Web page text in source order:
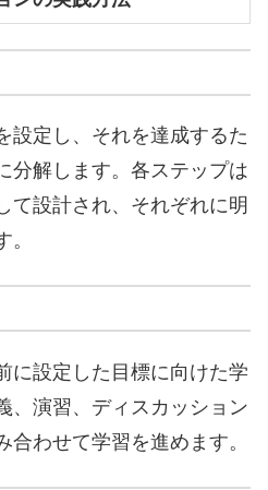
設定し、それを達成するた
分解します。各ステップは
て設計され、それぞれに明
に設定した目標に向けた学
、演習、ディスカッション
わせて学習を進めます。